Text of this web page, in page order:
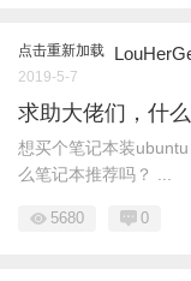
点击重新加载
2019-5-7
求助大佬们，什
想买个笔记本装
么笔记本推荐吗？ ...
5680 0